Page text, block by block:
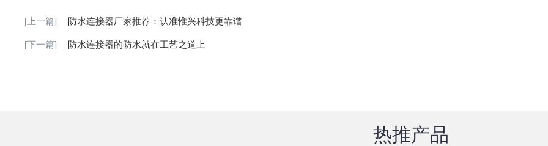
[上一篇] 防水连接器厂家推荐：认准惟兴科技更靠谱
[下一篇] 防水连接器的防水就在工艺之道上
热推产品